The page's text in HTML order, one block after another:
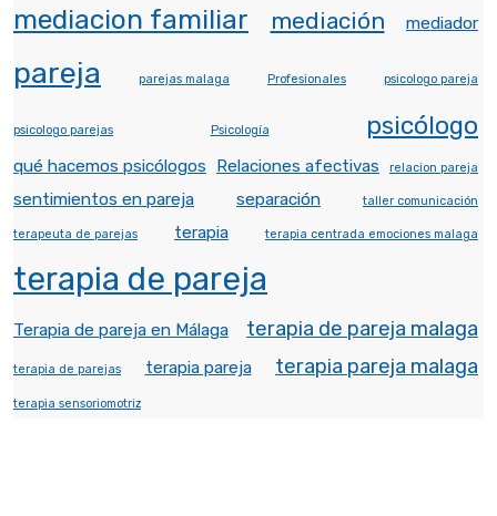
mediacion familiar mediación mediador
pareja parejas malaga Profesionales psicologo pareja
psicologo parejas Psicología psicólogo
qué hacemos psicólogos Relaciones afectivas relacion pareja
sentimientos en pareja separación taller comunicación
terapeuta de parejas terapia terapia centrada emociones malaga
terapia de pareja
Terapia de pareja en Málaga terapia de pareja malaga
terapia de parejas terapia pareja terapia pareja malaga
terapia sensoriomotriz